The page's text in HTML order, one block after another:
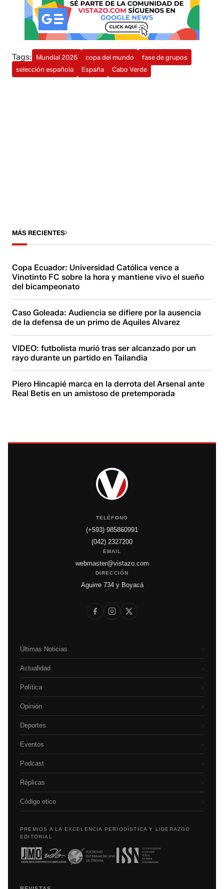
Tags: Mundial 2026 copa del mundo
fase de grupos
selección española
España Cabo Verde
MÁS RECIENTES
Copa Ecuador: Universidad Católica vence a
Vinotinto FC sobre la hora y mantiene vivo el sueño
del bicampeonato
Caso Goleada: Audiencia se difiere por la ausencia
de la defensa de un primo de Aquiles Alvarez
VIDEO: futbolista murió tras ser alcanzado por un
rayo durante un partido en Tailandia
Piero Hincapié marca en la derrota del Arsenal ante
Real Betis en un amistoso de pretemporada
TELÉFONO
(+593) 985860991
(042) 2327200
EMAIL
webmaster@vistazo.com
DIRECCIÓN
Aguirre 734 y Boyacá
Últimas Noticias ›
Actualidad ›
Política ›
Opinión ›
Deportes ›
Eventos ›
Podcast ›
Réplicas ›
Código etico ›
PREMIOS A LA EXCELENCIA PERIODÍSTICA Y LIDERAZGO
EDITORIAL